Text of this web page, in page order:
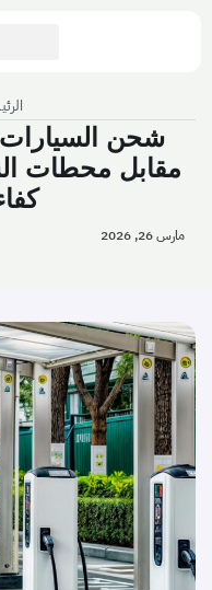
شحن السيارات
مقابل محطات
مارس 26, 2026